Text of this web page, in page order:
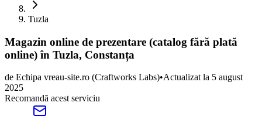
Tuzla
Magazin online de prezentare (catalog fără plată
online) în Tuzla, Constanța
de Echipa vreau-site.ro (Craftworks Labs)•Actualizat la 5 august
2025
Recomandă acest serviciu